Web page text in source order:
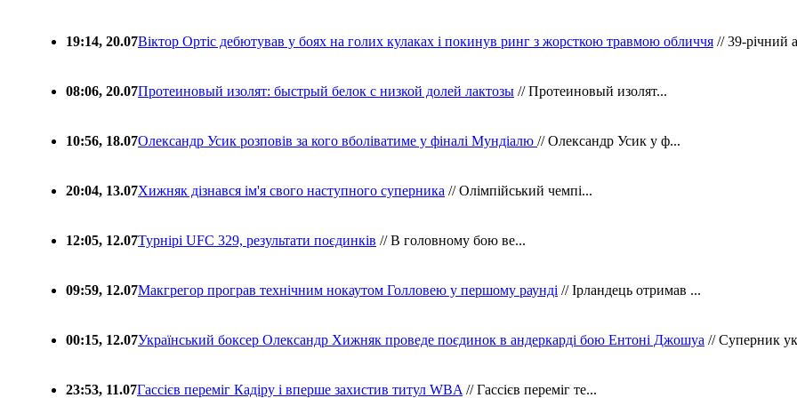
19:14, 20.07Віктор Ортіс дебютував у боях на голих кулаках і покинув ринг з жорсткою травмою обличчя // 39-річний
08:06, 20.07Протеиновый изолят: быстрый белок с низкой долей лактозы // Протеиновый изолят...
10:56, 18.07Олександр Усик розповів за кого вболіватиме у фіналі Мундіалю // Олександр Усик у ф...
20:04, 13.07Хижняк дізнався ім'я свого наступного суперника // Олімпійський чемпі...
12:05, 12.07Турнірі UFC 329, результати поєдинків // В головному бою ве...
09:59, 12.07Макгрегор програв технічним нокаутом Голловею у першому раунді // Ірландець отримав ...
00:15, 12.07Український боксер Олександр Хижняк проведе поєдинок в андеркарді бою Ентоні Джошуа // Суперник
23:53, 11.07Гассієв переміг Кадіру і вперше захистив титул WBA // Гассієв переміг те...